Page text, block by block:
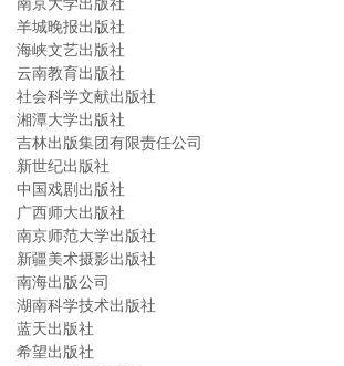
南京大学出版社
羊城晚报出版社
海峡文艺出版社
云南教育出版社
社会科学文献出版社
湘潭大学出版社
吉林出版集团有限责任公司
新世纪出版社
中国戏剧出版社
广西师大出版社
南京师范大学出版社
新疆美术摄影出版社
南海出版公司
湖南科学技术出版社
蓝天出版社
希望出版社